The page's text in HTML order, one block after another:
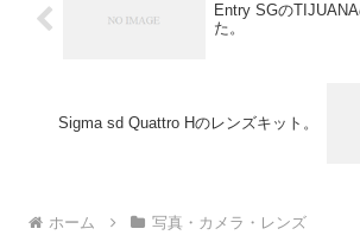
Entry SGの
た。
Sigma sd Quattro Hのレンズキット。
ホーム 写真・カメラ・レンズ